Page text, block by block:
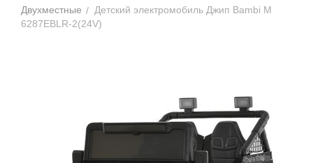
Двухместные / Детский электромобиль Джип Bambi M
6287EBLR-2(24V)